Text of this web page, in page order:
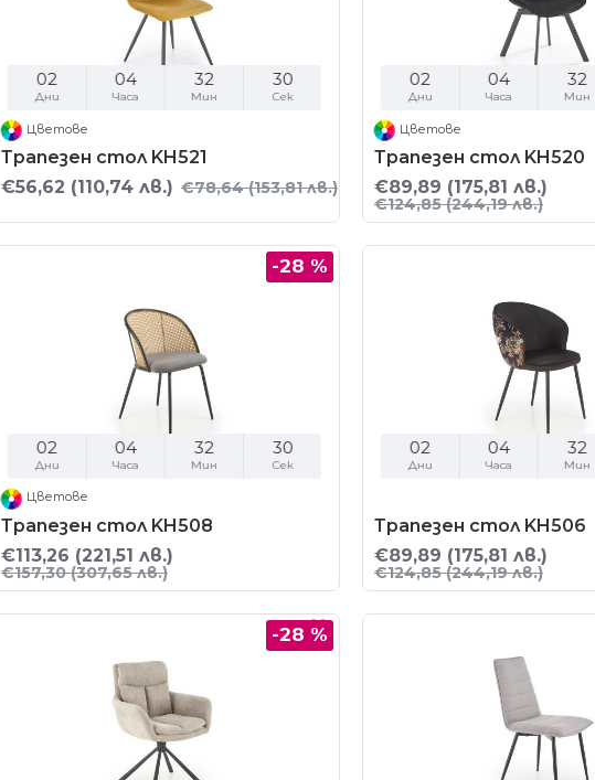
02
Дни
04
Часа
32
Мин
29
Сек
Цветове
Трапезен стол KH521
€56,62 (110,74 лв.) €78,64(153,81 лв.)
02
Дни
04
Часа
32
Мин
Цветове
Трапезен стол KH520
€89,89 (175,81 лв.)
€124,85(244,19 лв.)
-28 %
02
Дни
04
Часа
32
Мин
29
Сек
Цветове
Трапезен стол KH508
€113,26 (221,51 лв.)
€157,30(307,65 лв.)
02
Дни
04
Часа
32
Мин
Трапезен стол KH506
€89,89 (175,81 лв.)
€124,85(244,19 лв.)
-28 %